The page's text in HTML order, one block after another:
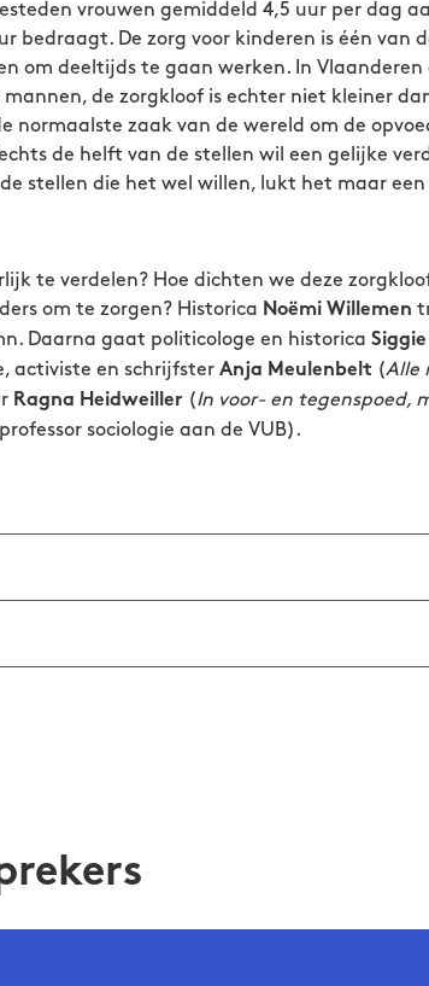
vrouwen gemiddeld 4,5 uur per dag
bedraagt. De zorg voor kinderen is één van
om deeltijds te gaan werken. In
de zorgkloof is echter niet kleiner
normaalste zaak van de wereld om de
de helft van de stellen wil een gelijke
stellen die het wel willen, lukt het maar
te verdelen? Hoe dichten we deze
om te zorgen? Historica Noëmi Willemen
Daarna gaat politicologe en historica
activiste en schrijfster Anja Meulenbelt (Alle
Ragna Heidweiller (In voor- en tegenspoed,
sociologie aan de VUB).